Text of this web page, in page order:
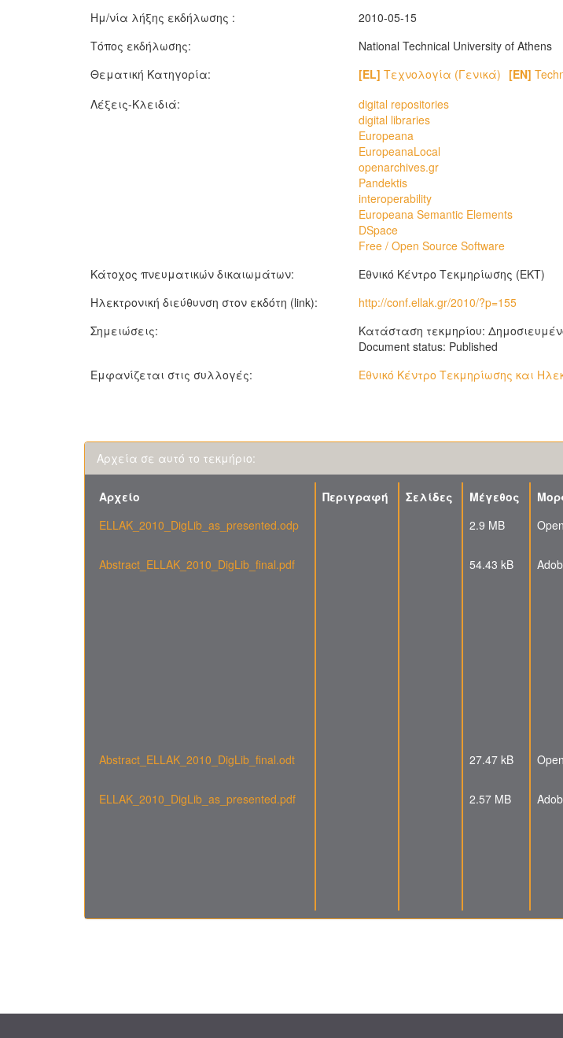
Ημ/νία λήξης εκδήλωσης :
2010-05-15
Τόπος εκδήλωσης:
National Technical University of Athens
Θεματική Κατηγορία:
[EL] Τεχνολογία (Γενικά) [EN]
Λέξεις-Κλειδιά:
digital repositories
digital libraries
Europeana
EuropeanaLocal
openarchives.gr
Pandektis
interoperability
Europeana Semantic Elements
DSpace
Free / Open Source Software
Κάτοχος πνευματικών δικαιωμάτων:
Εθνικό Κέντρο Τεκμηρίωσης (ΕΚΤ)
Ηλεκτρονική διεύθυνση στον εκδότη (link):
http://conf.ellak.gr/2010/?p=155
Σημειώσεις:
Κατάσταση τεκμηρίου:
Document status: Published
Εμφανίζεται στις συλλογές:
Εθνικό Κέντρο Τεκμηρίωσης και
Αρχεία σε αυτό το τεκμήριο:
Αρχείο Περιγραφή Σελίδες Μέγεθος
ELLAK_2010_DigLib_as_presented.odp
2.9 MB
Abstract_ELLAK_2010_DigLib_final.pdf 54.43 kB
Abstract_ELLAK_2010_DigLib_final.odt 27.47 kB
ELLAK_2010_DigLib_as_presented.pdf 2.57 MB